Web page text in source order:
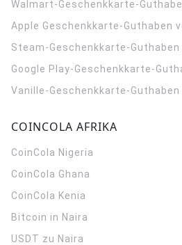
Walmart-Geschenkkarte-
Apple Geschenkkarte-Guthaben
Steam-Geschenkkarte-
Google Play-Geschenkkarte-
Vanille-Geschenkkarte-
COINCOLA AFRIKA
CoinCola Nigeria
CoinCola Ghana
CoinCola Kenia
Bitcoin in Naira
USDT zu Naira